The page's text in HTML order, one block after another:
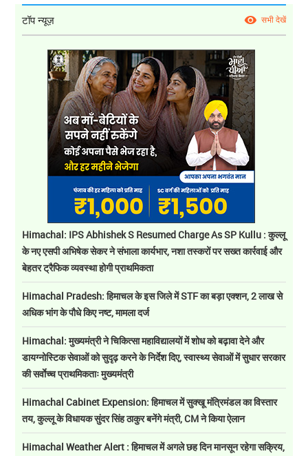
टॉप न्यूज़ सभी देखें
Himachal: IPS Abhishek S Resumed Charge As SP Kullu : कुल्लू
के नए एसपी अभिषेक सेकर ने संभाला कार्यभार, नशा तस्करों पर सख्त कार्रवाई और
बेहतर ट्रैफिक व्यवस्था होगी प्राथमिकता
Himachal Pradesh: हिमाचल के इस जिले में STF का बड़ा एक्शन, 2 लाख से
अधिक भांग के पौधे किए नष्ट, मामला दर्ज
Himachal: मुख्यमंत्री ने चिकित्सा महाविद्यालयों में शोध को बढ़ावा देने और
डायग्नोस्टिक सेवाओं को सुदृढ़ करने के निर्देश दिए, स्वास्थ्य सेवाओं में सुधार सरकार
की सर्वाेच्च प्राथमिकताः मुख्यमंत्री
Himachal Cabinet Expension: हिमाचल में सुक्खू मंत्रिमंडल का विस्तार
तय, कुल्लू के विधायक सुंदर सिंह ठाकुर बनेंगे मंत्री, CM ने किया ऐलान
Himachal Weather Alert : हिमाचल में अगले छह दिन मानसून रहेगा सक्रिय,